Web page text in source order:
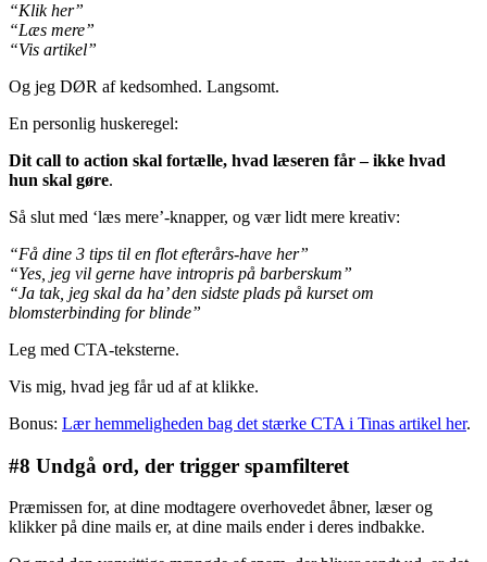
“Klik her”
“Læs mere”
“Vis artikel”
Og jeg DØR af kedsomhed. Langsomt.
En personlig huskeregel:
Dit call to action skal fortælle, hvad læseren får – ikke hvad
hun skal gøre.
Så slut med ‘læs mere’-knapper, og vær lidt mere kreativ:
“Få dine 3 tips til en flot efterårs-have her”
“Yes, jeg vil gerne have intropris på barberskum”
“Ja tak, jeg skal da ha’ den sidste plads på kurset om
blomsterbinding for blinde”
Leg med CTA-teksterne.
Vis mig, hvad jeg får ud af at klikke.
Bonus: Lær hemmeligheden bag det stærke CTA i Tinas artikel her.
#8 Undgå ord, der trigger spamfilteret
Præmissen for, at dine modtagere overhovedet åbner, læser og
klikker på dine mails er, at dine mails ender i deres indbakke.